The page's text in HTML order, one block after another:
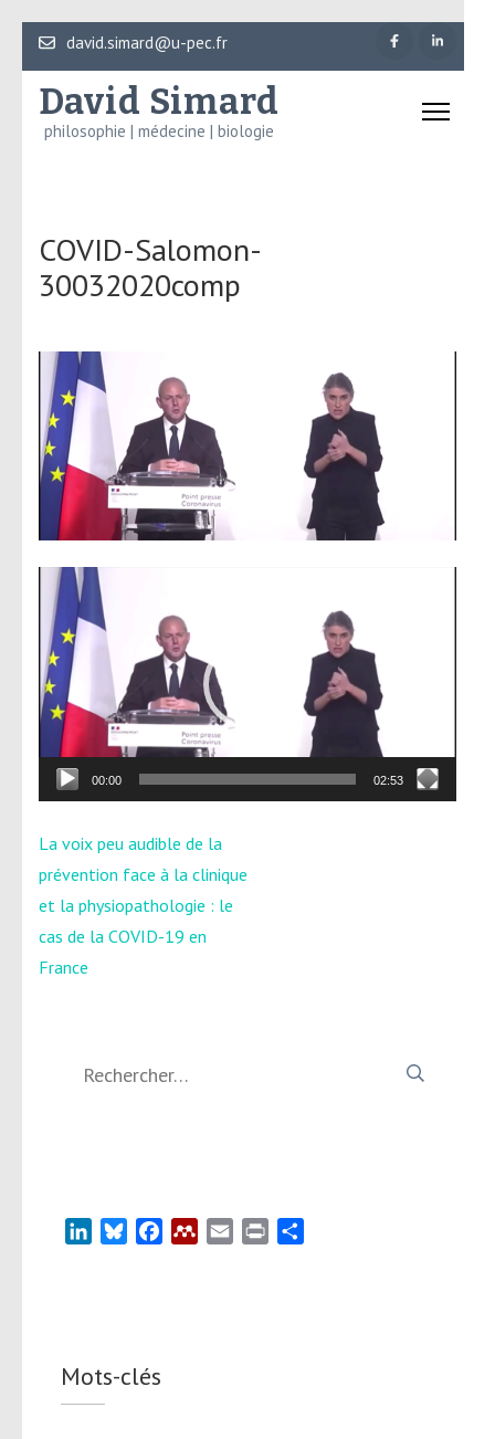
Aller
au
contenu
(Pressez
david.simard@u-pec.fr
David Simard
philosophie | médecine | biologie
COVID-Salomon-
30032020comp
Lecteur
vidéo
00:00 02:53
Navigation
de
l’article
La voix peu audible de la
prévention face à la clinique
et la physiopathologie : le
cas de la COVID-19 en
France
LinkedInBlueskyFacebookMendeley
Email Print
Mots-clés